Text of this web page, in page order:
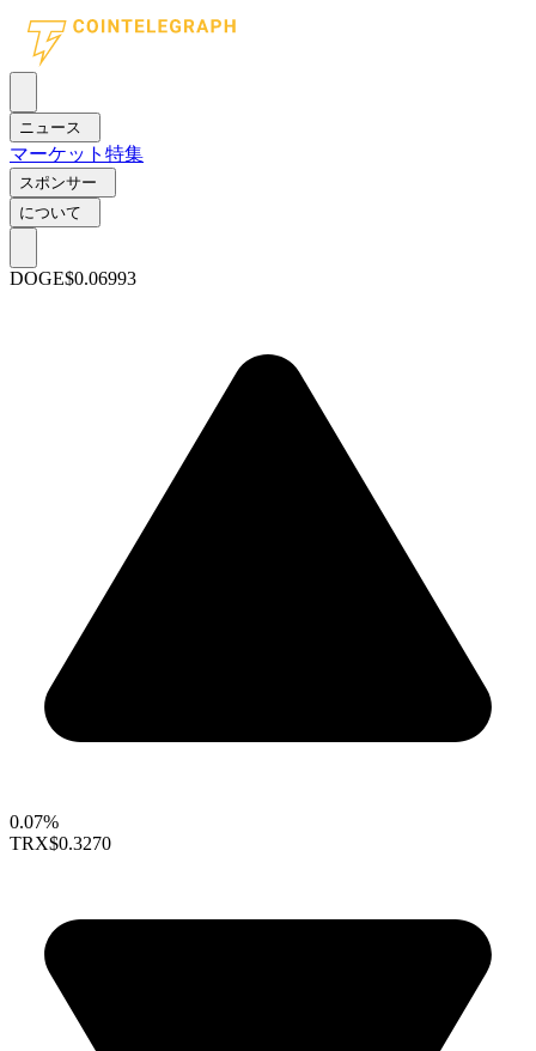
ニュース
マーケット 特集
スポンサー
について
DOGE$0.06993
0.07%
TRX$0.3270